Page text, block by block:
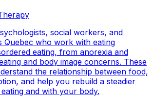
social workers, and
Quebec who work with eating
eating, from anorexia and
and body image concerns. These
the relationship between food,
and help you rebuild a steadier
and with your body.